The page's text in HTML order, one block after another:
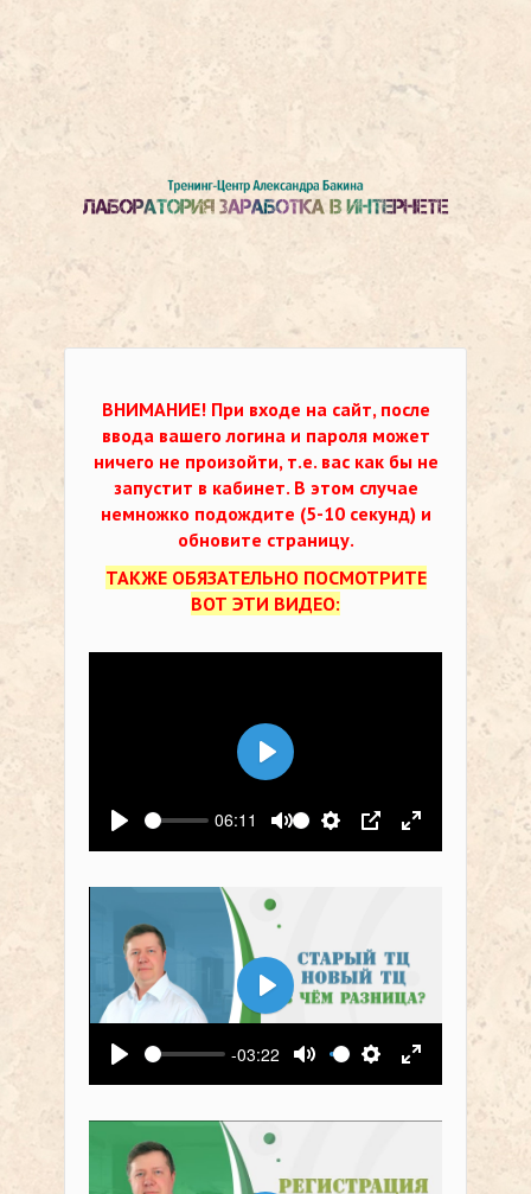
ВНИМАНИЕ! При входе на сайт, после
ввода вашего логина и пароля может
ничего не произойти, т.е. вас как бы не
запустит в кабинет. В этом случае
немножко подождите (5-10 секунд) и
обновите страницу.
ТАКЖЕ ОБЯЗАТЕЛЬНО ПОСМОТРИТЕ
ВОТ ЭТИ ВИДЕО:
Воспроизвести
06:11
Выключить звук
Настройки
PIP На весь
Воспроизвести
Воспроизвести
-03:22
Выключить звук
Настройки
На весь
Воспроизвести